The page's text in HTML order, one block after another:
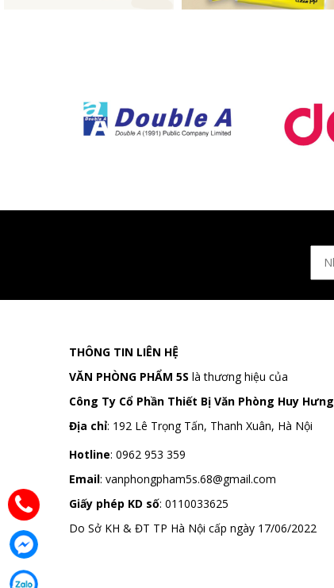
THÔNG TIN LIÊN HỆ
VĂN PHÒNG PHẨM 5S là thương hiệu của
Công Ty Cổ Phần Thiết Bị Văn Phòng Huy Hưng
Địa chỉ: 192 Lê Trọng Tấn, Thanh Xuân, Hà Nội
Hotline: 0962 953 359
Email: vanphongpham5s.68@gmail.com
Giấy phép KD số: 0110033625
Do Sở KH & ĐT TP Hà Nội cấp ngày 17/06/2022